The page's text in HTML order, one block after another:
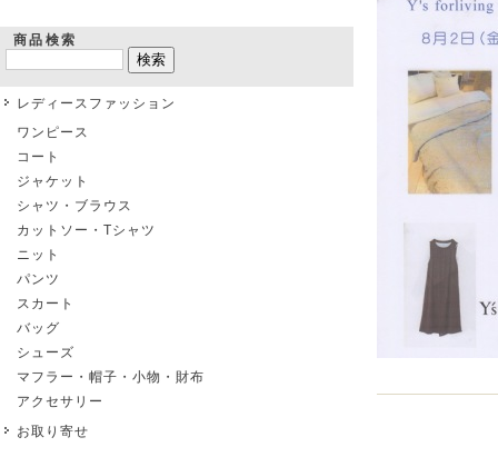
商品検索
レディースファッション
ワンピース
コート
ジャケット
シャツ・ブラウス
カットソー・Tシャツ
ニット
パンツ
スカート
バッグ
シューズ
マフラー・帽子・小物・財布
アクセサリー
お取り寄せ